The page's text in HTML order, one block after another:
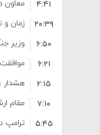
است
۴:۴۱
زمان و
۲۰:۳۹
وزیر
۶:۵۰
۶:۲۱
هشدار
۲:۱۵
مقام
۷:۱۰
ترامپ
۵:۴۵